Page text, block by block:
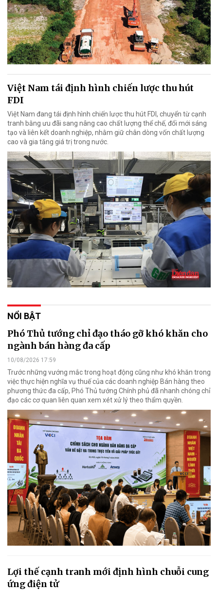
Việt Nam tái định hình chiến lược thu hút
FDI
Việt Nam đang tái định hình chiến lược thu hút FDI, chuyển từ cạnh
tranh bằng ưu đãi sang nâng cao chất lượng thể chế, đổi mới sáng
tạo và liên kết doanh nghiệp, nhằm giữ chân dòng vốn chất lượng
cao và gia tăng giá trị trong nước.
NỔI BẬT
Phó Thủ tướng chỉ đạo tháo gỡ khó khăn cho
ngành bán hàng đa cấp
10/08/2026 17:59
Trước những vướng mắc trong hoạt động cũng như khó khăn trong
việc thực hiện nghĩa vụ thuế của các doanh nghiệp Bán hàng theo
phương thức đa cấp, Phó Thủ tướng Chính phủ đã nhanh chóng chỉ
đạo các cơ quan liên quan xem xét xử lý theo thẩm quyền.
Lợi thế cạnh tranh mới định hình chuỗi cung
ứng điện tử